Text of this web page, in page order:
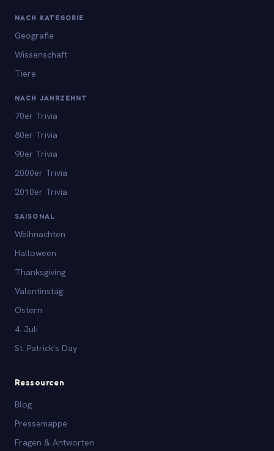
NACH KATEGORIE
Geografie
Wissenschaft
Tiere
NACH JAHRZEHNT
70er Trivia
80er Trivia
90er Trivia
2000er Trivia
2010er Trivia
SAISONAL
Weihnachten
Halloween
Thanksgiving
Valentinstag
Ostern
4. Juli
St. Patrick's Day
Ressourcen
Blog
Pressemappe
Fragen & Antworten